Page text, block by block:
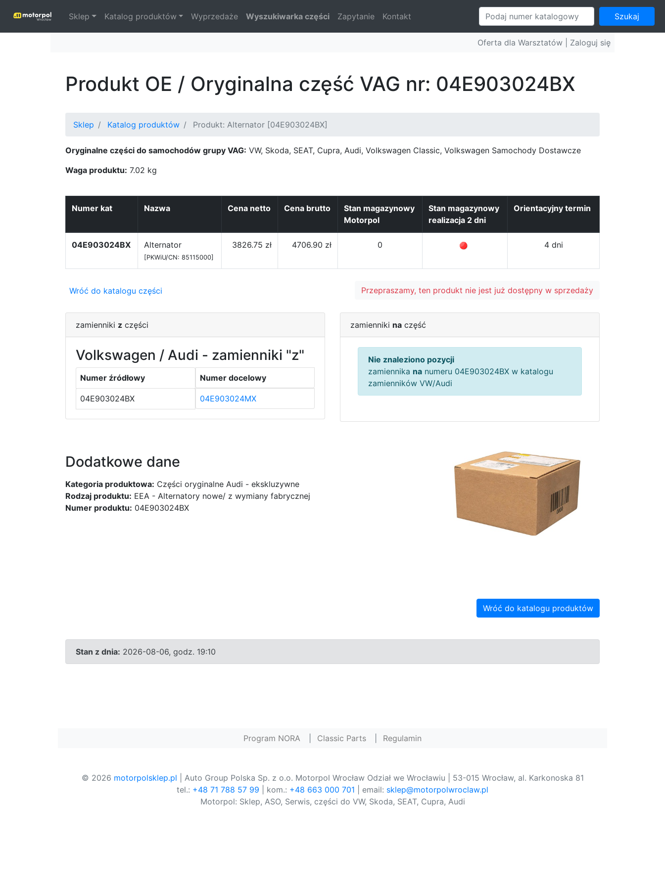
Sklep Katalog produktów Wyprzedaże Wyszukiwarka części Zapytanie Kontakt Szukaj
Oferta dla Warsztatów | Zaloguj się
Produkt OE / Oryginalna część VAG nr: 04E903024BX
Sklep Katalog produktów Produkt: Alternator [04E903024BX]
Oryginalne części do samochodów grupy VAG: VW, Skoda, SEAT, Cupra, Audi, Volkswagen Classic, Volkswagen Samochody Dostawcze
Waga produktu: 7.02 kg
Numer kat Nazwa Cena netto Cena brutto
Stan magazynowy
Motorpol
Stan magazynowy
realizacja 2 dni
Orientacyjny termin
04E903024BX Alternator
[PKWiU/CN: 85115000]
3826.75 zł 4706.90 zł 0 4 dni
Wróć do katalogu części Przepraszamy, ten produkt nie jest już dostępny w sprzedaży
zamienniki z części
Volkswagen / Audi - zamienniki "z"
Numer źródłowy Numer docelowy
04E903024BX 04E903024MX
zamienniki na część
Nie znaleziono pozycji
zamiennika na numeru 04E903024BX w katalogu
zamienników VW/Audi
Dodatkowe dane
Kategoria produktowa: Części oryginalne Audi - ekskluzywne
Rodzaj produktu: EEA - Alternatory nowe/ z wymiany fabrycznej
Numer produktu: 04E903024BX
Wróć do katalogu produktów
Stan z dnia: 2026-08-06, godz. 19:10
Program NORA Classic Parts Regulamin
© 2026 motorpolsklep.pl | Auto Group Polska Sp. z o.o. Motorpol Wrocław Odział we Wrocławiu | 53-015 Wrocław, al. Karkonoska 81
tel.: +48 71 788 57 99 | kom.: +48 663 000 701 | email: sklep@motorpolwroclaw.pl
Motorpol: Sklep, ASO, Serwis, części do VW, Skoda, SEAT, Cupra, Audi